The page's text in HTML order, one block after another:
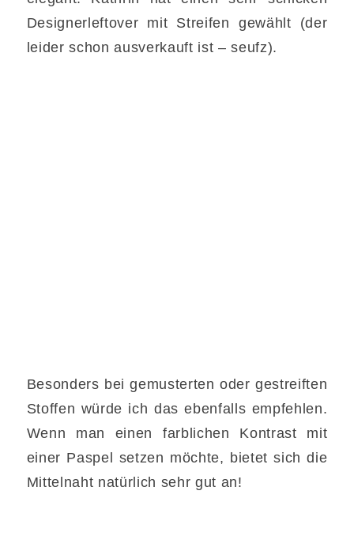
Designerleftover mit Streifen gewählt (der
leider schon ausverkauft ist – seufz).
Besonders bei gemusterten oder gestreiften
Stoffen würde ich das ebenfalls empfehlen.
Wenn man einen farblichen Kontrast mit
einer Paspel setzen möchte, bietet sich die
Mittelnaht natürlich sehr gut an!